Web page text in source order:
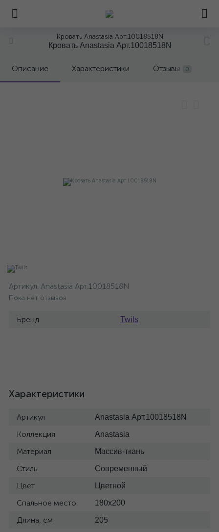
Кровать Anastasia Арт.10018518N
Кровать Anastasia Арт.10018518N
Описание Характеристики Отзывы 0
Артикул: Anastasia Арт.10018518N
Пока нет отзывов
Бренд Twils
Характеристики
Артикул Anastasia Арт.10018518N
Коллекция Anastasia
Материал Массив-ткань
Стиль Современный
Цвет Цветной
Спальное место 180x200
Длина, см 205